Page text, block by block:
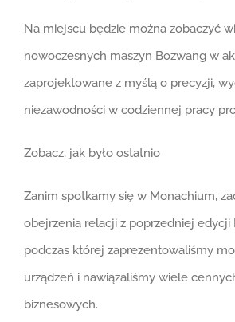
Na miejscu będzie można zobaczyć
nowoczesnych maszyn Bozwang w
zaprojektowane z myślą o precyzji,
niezawodności w codziennej pracy
Zobacz, jak było ostatnio
Zanim spotkamy się w Monachium,
obejrzenia relacji z poprzedniej edycji
podczas której zaprezentowaliśmy
urządzeń i nawiązaliśmy wiele
biznesowych.